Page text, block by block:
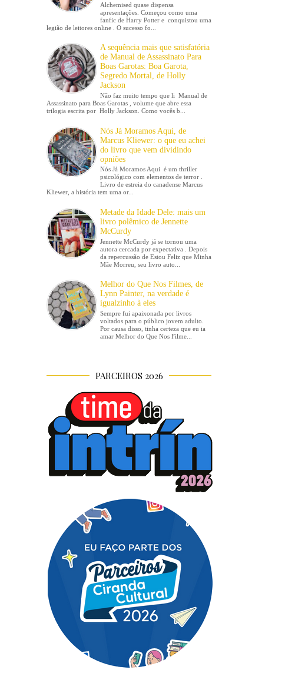
Alchemised quase dispensa
apresentações. Começou como uma
fanfic de Harry Potter e conquistou uma
legião de leitores online . O sucesso fo...
A sequência mais que satisfatória
de Manual de Assassinato Para
Boas Garotas: Boa Garota,
Segredo Mortal, de Holly
Jackson
Não faz muito tempo que li Manual de
Assassinato para Boas Garotas , volume que abre essa
trilogia escrita por Holly Jackson. Como vocês b...
Nós Já Moramos Aqui, de
Marcus Kliewer: o que eu achei
do livro que vem dividindo
opniões
Nós Já Moramos Aqui é um thriller
psicológico com elementos de terror .
Livro de estreia do canadense Marcus
Kliewer, a história tem uma or...
Metade da Idade Dele: mais um
livro polêmico de Jennette
McCurdy
Jennette McCurdy já se tornou uma
autora cercada por expectativa . Depois
da repercussão de Estou Feliz que Minha
Mãe Morreu, seu livro auto...
Melhor do Que Nos Filmes, de
Lynn Painter, na verdade é
igualzinho à eles
Sempre fui apaixonada por livros
voltados para o público jovem adulto.
Por causa disso, tinha certeza que eu ia
amar Melhor do Que Nos Filme...
PARCEIROS 2026